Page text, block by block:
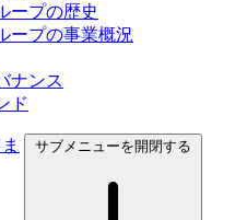
ープの歴史
ープの事業概況
ナンス
ド
サブメニューを開閉する